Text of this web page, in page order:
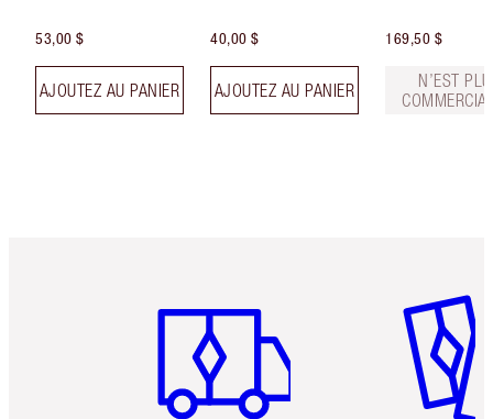
53,00 $
AJOUTEZ AU PANIER
40,00 $
AJOUTEZ AU PANIER
169,50 $
N’EST